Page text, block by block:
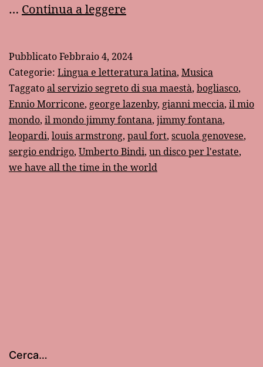
… Continua a leggere
quattro
canzoni
degli
anni
’60
PubblicatoFebbraio 4, 2024
Categorie: Lingua e letteratura latina, Musica
Taggatoal servizio segreto di sua maestà, bogliasco,
Ennio Morricone, george lazenby, gianni meccia, il mio
mondo, il mondo jimmy fontana, jimmy fontana,
leopardi, louis armstrong, paul fort, scuola genovese,
sergio endrigo, Umberto Bindi, un disco per l'estate,
we have all the time in the world
Cerca…